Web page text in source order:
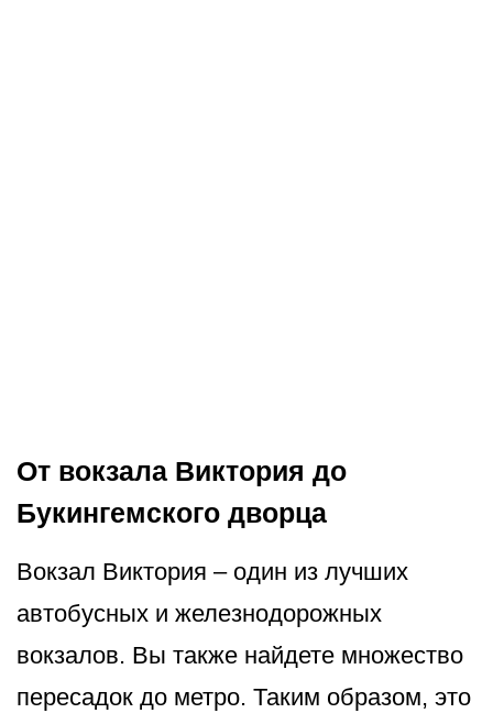
От вокзала Виктория до
Букингемского дворца
Вокзал Виктория – один из лучших
автобусных и железнодорожных
вокзалов. Вы также найдете множество
пересадок до метро. Таким образом, это